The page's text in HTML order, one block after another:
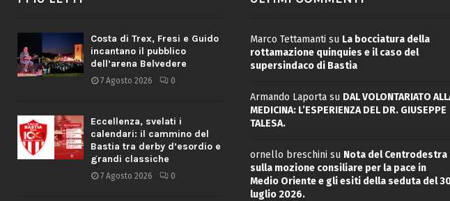
Costa di Trex, Fresi e Guido
incantano il pubblico
dell’arena Belvedere
7 Agosto 2026 0
Eccellenza, svelati i
calendari: il cammino del
Bastia tra derby d’esordio e
grandi classiche
7 Agosto 2026 0
Marco Tettamanti su La bocciatura della
rottamazione quinquies e il caso del
supersindaco di Bastia
Armando Laportasu DAL VOLONTARIATO
MEDICINA: L’ESPERIENZA DEL DR. GIUSEPPE
TALESA.
ornello breschini su Nota del Centrodestra
sulla mozione consiliare per la pace in
Medio Oriente e gli esiti della seduta del
luglio 2026.